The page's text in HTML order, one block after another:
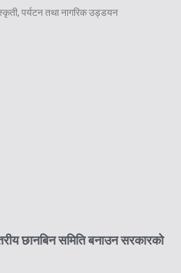
पर्यटन तथा नागरिक उड्डयन
छानबिन समिति बनाउन सरकारको